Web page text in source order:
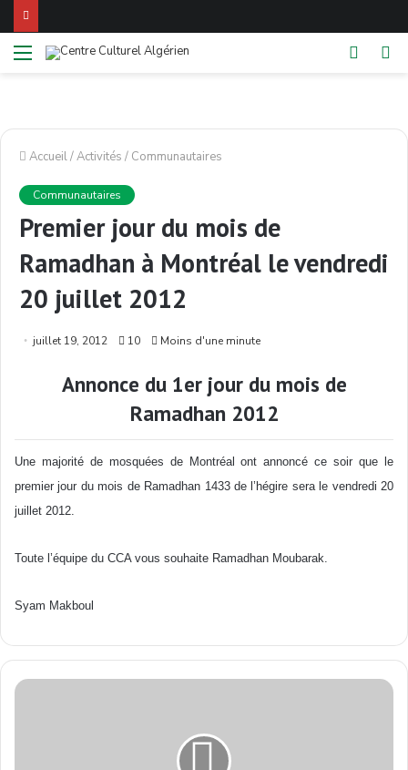
Menu
Switch
Accueil/Activités / Communautaires
Communautaires
Premier jour du mois de
Ramadhan à Montréal le vendredi
20 juillet 2012
juillet 19, 2012 10 Moins d'une minute
Annonce du 1er jour du mois de
Ramadhan 2012
Une majorité de mosquées de Montréal ont annoncé ce soir que le
premier jour du mois de Ramadhan 1433 de l’hégire sera le vendredi 20
juillet 2012.
Toute l’équipe du CCA vous souhaite Ramadhan Moubarak.
Syam Makboul